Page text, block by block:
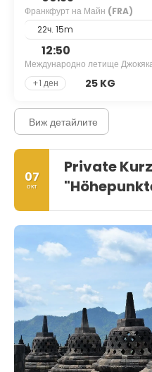
Франкфурт на Майн (FRA)
22ч. 15m
12:50
Международно летище
+1 ден
25 KG
Виж детайлите
07
окт
Private